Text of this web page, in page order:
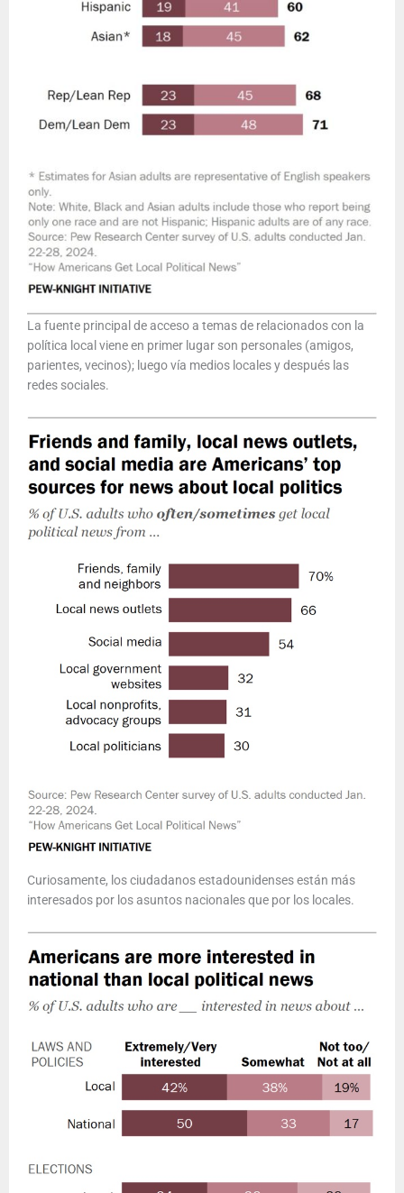
La fuente principal de acceso a temas de relacionados con la
política local viene en primer lugar son personales (amigos,
parientes, vecinos); luego vía medios locales y después las
redes sociales.
Curiosamente, los ciudadanos estadounidenses están más
interesados por los asuntos nacionales que por los locales.